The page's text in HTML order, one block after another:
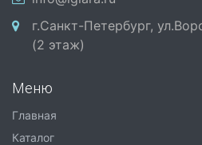
г.Санкт-Петербург,
(2 этаж)
Меню
Главная
Каталог